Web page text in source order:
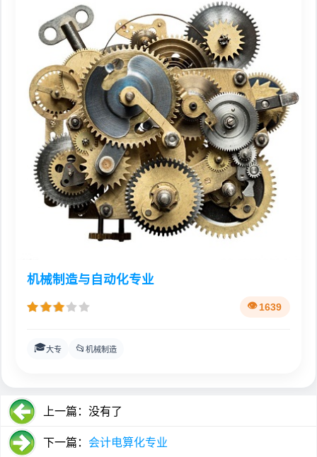
机械制造与自动化专业
1639
🎓大专 📂 机械制造
上一篇：没有了
下一篇： 会计电算化专业